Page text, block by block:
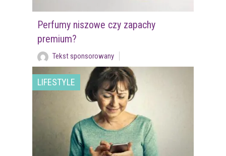
Perfumy niszowe czy zapachy
premium?
Tekst sponsorowany
LIFESTYLE